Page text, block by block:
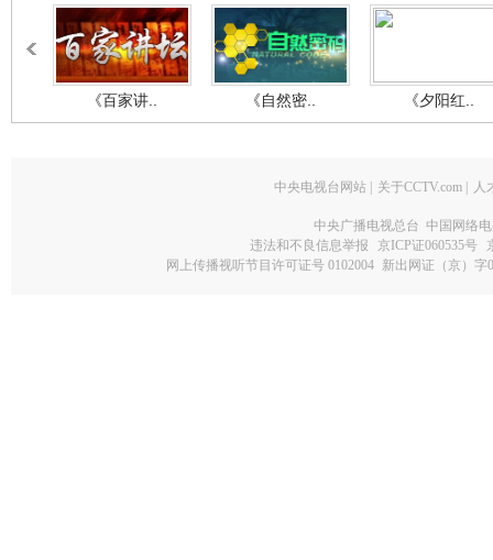
《百家讲.. 《自然密.. 《夕阳红..
中央电视台网站 | 关于CCTV.com | 人
中央广播电视总台 中国网络
违法和不良信息举报
京ICP证060535号
网上传播视听节目许可证号 0102004 新出网证（京）